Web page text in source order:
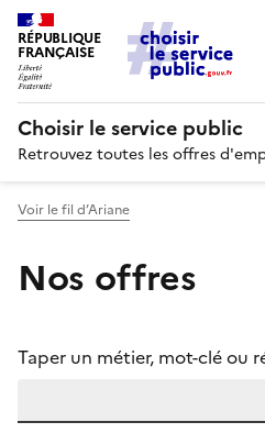
RÉPUBLIQUE
FRANÇAISE
Choisir le service public
Retrouvez toutes les offres
Voir le fil d’Ariane
Nos offres
Taper un métier, mot-clé ou